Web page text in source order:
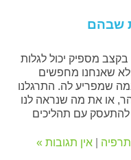
שבהם
מספיק יכול לגלות
שאנחנו מחפשים
שמפריע לה. התרגלנו
או את מה שנראה לנו
להתעסק עם תהליכים
|אין תגובות »